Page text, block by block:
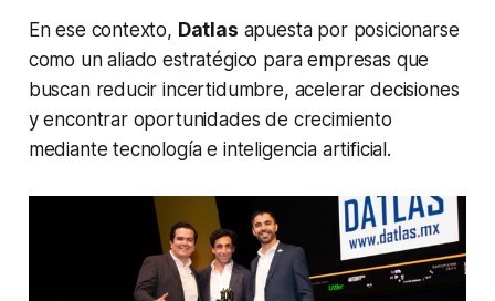
En ese contexto, Datlas apuesta por posicionarse
como un aliado estratégico para empresas que
buscan reducir incertidumbre, acelerar decisiones
y encontrar oportunidades de crecimiento
mediante tecnología e inteligencia artificial.